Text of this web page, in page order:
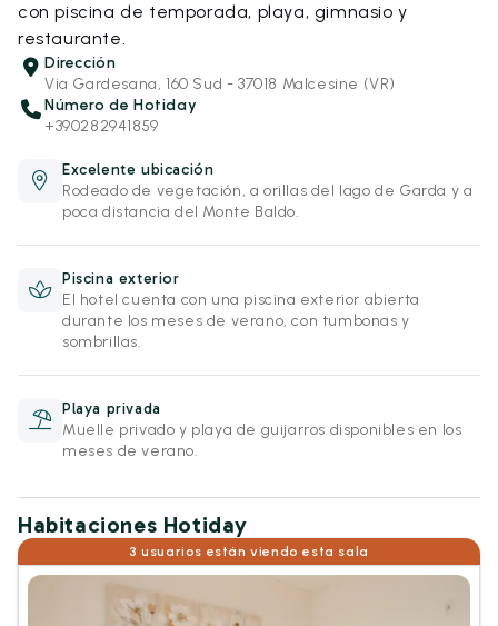
con piscina de temporada, playa, gimnasio y
restaurante.
Dirección
Via Gardesana, 160 Sud - 37018 Malcesine (VR)
Número de Hotiday
+390282941859
Excelente ubicación
Rodeado de vegetación, a orillas del lago de Garda y a
poca distancia del Monte Baldo.
Piscina exterior
El hotel cuenta con una piscina exterior abierta
durante los meses de verano, con tumbonas y
sombrillas.
Playa privada
Muelle privado y playa de guijarros disponibles en los
meses de verano.
Habitaciones Hotiday
3 usuarios están viendo esta sala